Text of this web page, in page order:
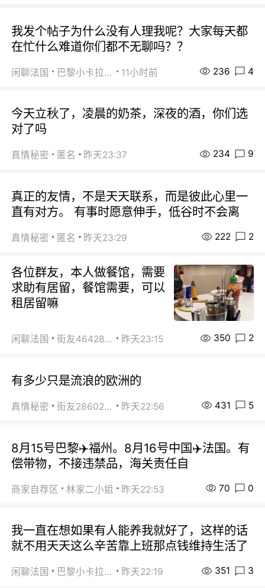
我发个帖子为什么没有人理我呢？大家每天都
在忙什么难道你们都不无聊吗？？
闲聊法国 巴黎小卡拉咪 11小时前 236 4
今天立秋了，凌晨的奶茶，深夜的酒，你们选
对了吗
真情秘密 匿名 昨天23:37 234 9
真正的友情，不是天天联系，而是彼此心里一
直有对方。 有事时愿意伸手，低谷时不会离
真情秘密 匿名 昨天23:29 222 2
各位群友，本人做餐馆，需要
求助有居留，餐馆需要，可以
租居留嘛
闲聊法国 街友46428878 昨天23:15 350 2
有多少只是流浪的欧洲的
真情秘密 街友28602925 昨天22:56 431 5
8月15号巴黎✈️福州。8月16号中国✈️法国。有
偿带物，不接违禁品，海关责任自
商家自荐区 林家二小姐 昨天22:53 70 0
我一直在想如果有人能养我就好了，这样的话
就不用天天这么辛苦靠上班那点钱维持生活了
闲聊法国 巴黎小卡拉咪 昨天22:19 351 3